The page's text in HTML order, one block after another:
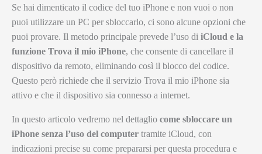
Se hai dimenticato il codice del tuo iPhone e non vuoi o non
puoi utilizzare un PC per sbloccarlo, ci sono alcune opzioni che
puoi provare. Il metodo principale prevede l’uso di iCloud e la
funzione Trova il mio iPhone, che consente di cancellare il
dispositivo da remoto, eliminando così il blocco del codice.
Questo però richiede che il servizio Trova il mio iPhone sia
attivo e che il dispositivo sia connesso a internet.
In questo articolo vedremo nel dettaglio come sbloccare un
iPhone senza l’uso del computer tramite iCloud, con
indicazioni precise su come prepararsi per questa procedura e